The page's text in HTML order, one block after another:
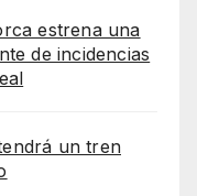
estrena una
de incidencias
un tren